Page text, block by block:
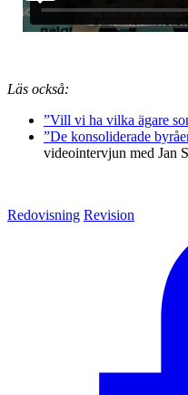
Läs också:
”Vill vi ha vilka ägare
”De konsoliderade
videointervjun med Jan
Redovisning Revision